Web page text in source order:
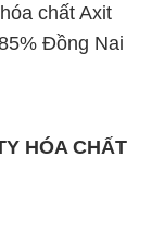
chất Axit
Đồng Nai
HÓA CHẤT